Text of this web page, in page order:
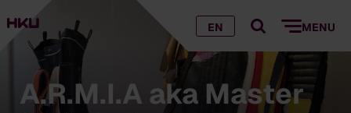
EN MENU
A.R.M.I.A aka Master